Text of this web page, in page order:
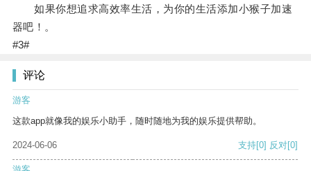
如果你想追求高效率生活，为你的生活添加小猴子加速
器吧！。
#3#
评论
游客
这款app就像我的娱乐小助手，随时随地为我的娱乐提供帮助。
2024-06-06 支持[0] 反对[0]